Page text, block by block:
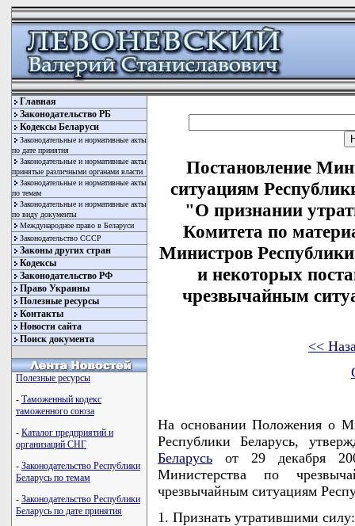
Главная
Законодательство РБ
Кодексы Беларуси
Законодательные и нормативные акты
по дате принятия
Законодательные и нормативные акты
принятые различными органами власти
Законодательные и нормативные акты
по темам
Законодательные и нормативные акты
по виду документы
Международное право в Беларуси
Законодательство СССР
Законы других стран
Кодексы
Законодательство РФ
Право Украины
Полезные ресурсы
Контакты
Новости сайта
Поиск документа
Полезные ресурсы
- Таможенный кодекс
таможенного союза
- Каталог предприятий и
организаций СНГ
- Законодательство Республики
Беларусь по темам
- Законодательство Республики
Беларусь по дате принятия
Постановление
ситуациям
"О признании
Комитета по
Министров
и некоторых
чрезвычайным
<<
На основании Положения о
Республики Беларусь,
Беларусь от 29 декабря
Министерства по
чрезвычайным ситуациям
1. Признать утратившими силу: